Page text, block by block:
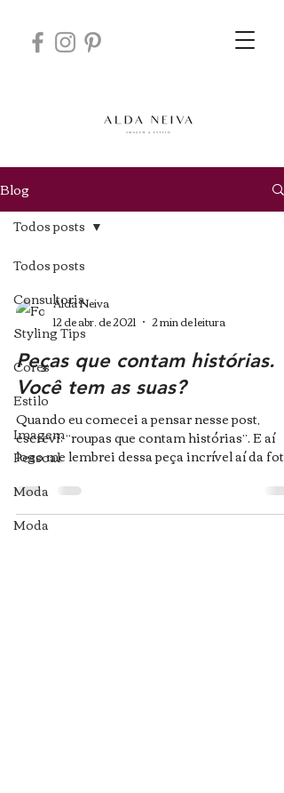
Blog
Todos posts
Consultoria
Styling Tips
Cores
Estilo
Imagem
Pessoal
Moda
Moda
Todos posts
Alda Neiva
12 de abr. de 2021
2 min de leitura
Peças que contam histórias.
Você tem as suas?
Quando eu comecei a pensar nesse post,
escrevi: “roupas que contam histórias”. E aí
logo me lembrei dessa peça incrível aí da foto,